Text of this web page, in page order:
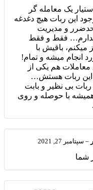
امتیاز5
یک معامله گر
این ربات هیچ دغدغه
و مدیریت
فقط و فقط
باقیش با
انجام میشه و تمام!
هم یکی از
این ربات هستش…
بی نظیر و بابت
با حوصله و روی
– سپتامبر 27, 2021
شما